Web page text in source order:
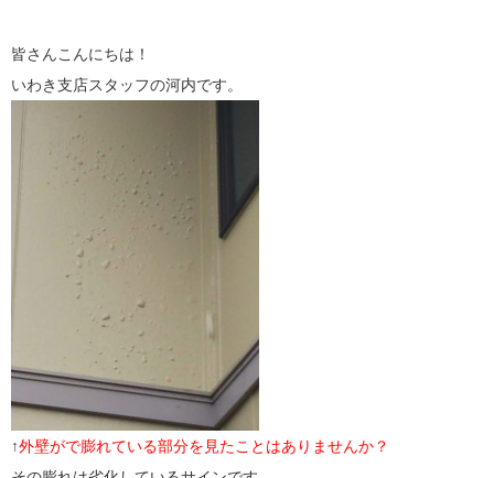
皆さんこんにちは！
いわき支店スタッフの河内です。
↑外壁がで膨れている部分を見たことはありませんか？